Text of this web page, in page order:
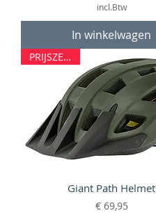
incl.Btw
In winkelwagen
PRIJSZETTER
Giant Path Helmet
Prijs
€ 69,95